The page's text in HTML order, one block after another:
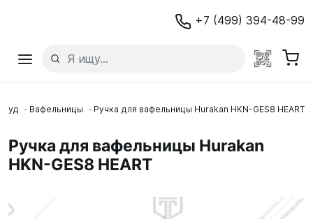
+7 (499) 394-48-99
фуд Вафельницы Ручка для вафельницы Hurakan HKN-GES8 HEART
Ручка для вафельницы Hurakan
HKN-GES8 HEART